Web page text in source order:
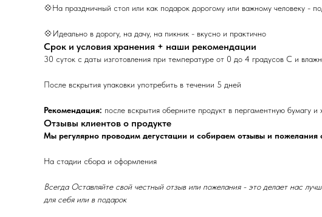
💠На праздничный стол или как подарок дорогому или важному человеку -
💠Идеально в дорогу, на дачу, на пикник - вкусно и практично
Срок и условия хранения + наши рекомендации
30 суток с даты изготовления при температуре от 0 до 4 градусов С и
После вскрытия упаковки употребить в течении 5 дней
Рекомендация: после вскрытия оберните продукт в пергаментную бумагу
Отзывы клиентов о продукте
Мы регулярно проводим дегустации и собираем отзывы и
На стадии сбора и оформления
Всегда Оставляйте свой честный отзыв или пожелания - это делает нас
для себя или в подарок